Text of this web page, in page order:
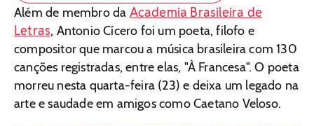
Além de membro da Academia Brasileira de
Letras, Antonio Cícero foi um poeta, filofo e
compositor que marcou a música brasileira com 130
canções registradas, entre elas, "À Francesa". O poeta
morreu nesta quarta-feira (23) e deixa um legado na
arte e saudade em amigos como Caetano Veloso.